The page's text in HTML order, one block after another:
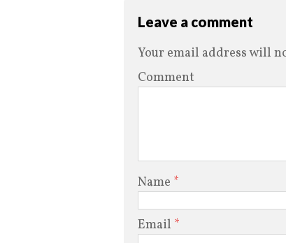
Leave a comment
Your email address will
Comment
Name *
Email *